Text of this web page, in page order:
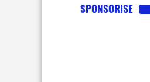
SPONSORISE